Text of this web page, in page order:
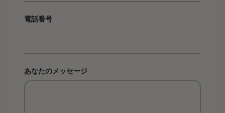
電話番号
あなたのメッセージ